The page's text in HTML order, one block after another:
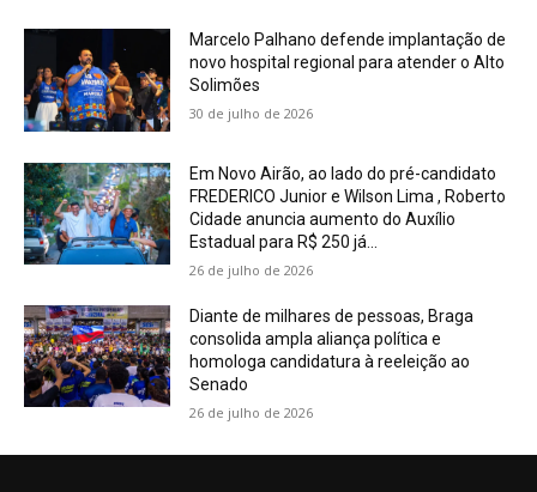
Marcelo Palhano defende implantação de
novo hospital regional para atender o Alto
Solimões
30 de julho de 2026
Em Novo Airão, ao lado do pré-candidato
FREDERICO Junior e Wilson Lima , Roberto
Cidade anuncia aumento do Auxílio
Estadual para R$ 250 já...
26 de julho de 2026
Diante de milhares de pessoas, Braga
consolida ampla aliança política e
homologa candidatura à reeleição ao
Senado
26 de julho de 2026